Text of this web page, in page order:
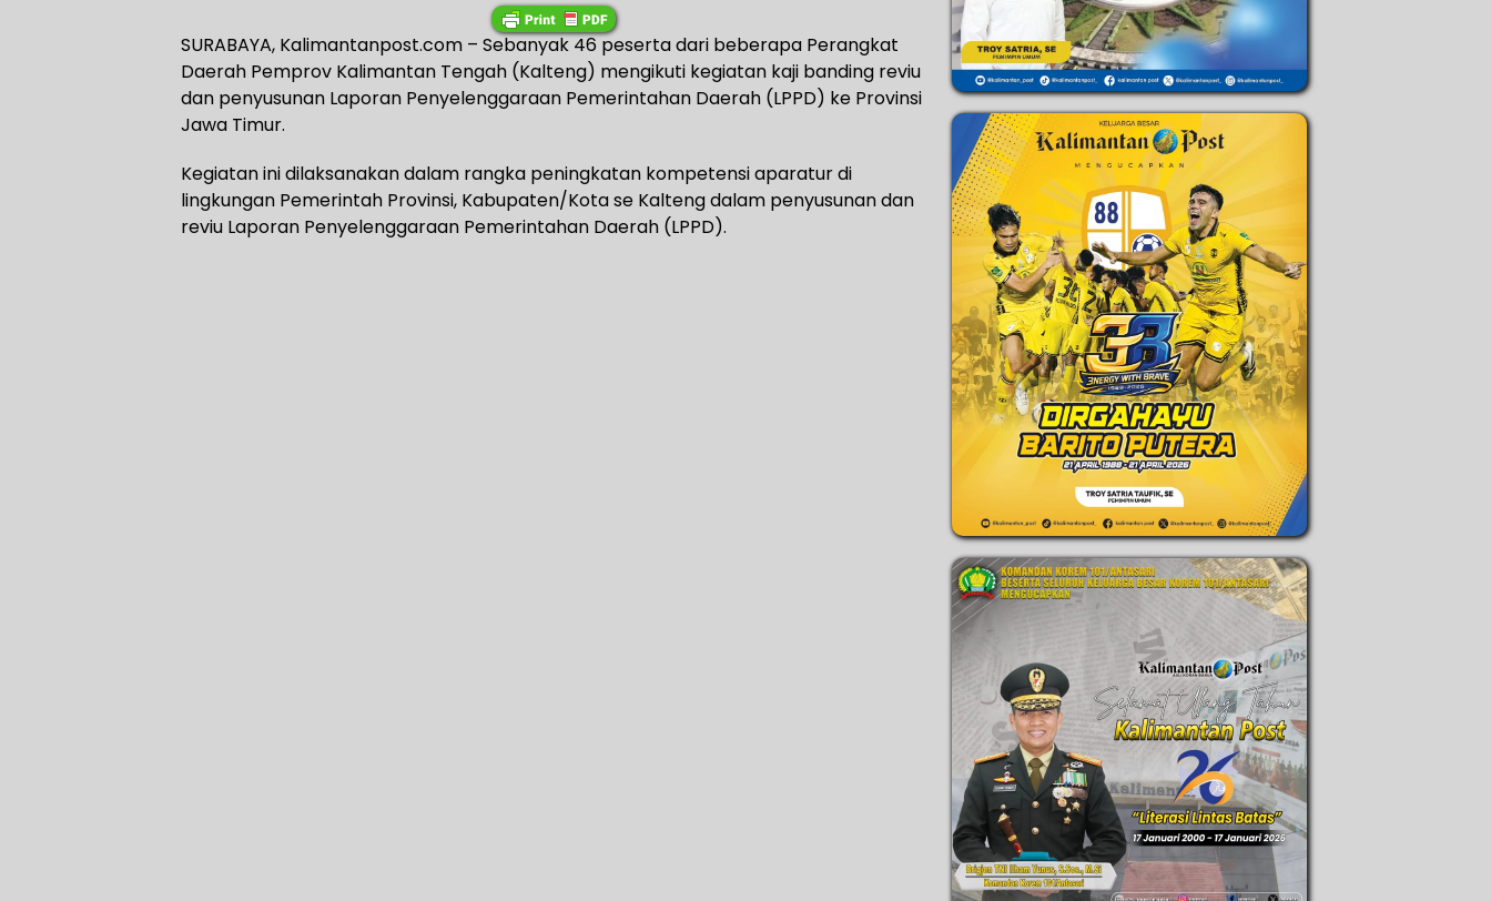
SURABAYA, Kalimantanpost.com – Sebanyak 46 peserta dari beberapa Perangkat
Daerah Pemprov Kalimantan Tengah (Kalteng) mengikuti kegiatan kaji banding reviu
dan penyusunan Laporan Penyelenggaraan Pemerintahan Daerah (LPPD) ke Provinsi
Jawa Timur.
Kegiatan ini dilaksanakan dalam rangka peningkatan kompetensi aparatur di
lingkungan Pemerintah Provinsi, Kabupaten/Kota se Kalteng dalam penyusunan dan
reviu Laporan Penyelenggaraan Pemerintahan Daerah (LPPD).